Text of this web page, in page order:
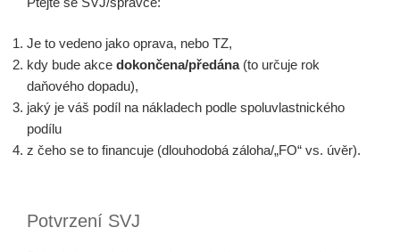
Je to vedeno jako oprava, nebo TZ,
kdy bude akce dokončena/předána(to určuje rok
daňového dopadu),
jaký je váš podíl na nákladech podle spoluvlastnického
podílu
z čeho se to financuje (dlouhodobá záloha/„FO“ vs. úvěr).
Potvrzení SVJ